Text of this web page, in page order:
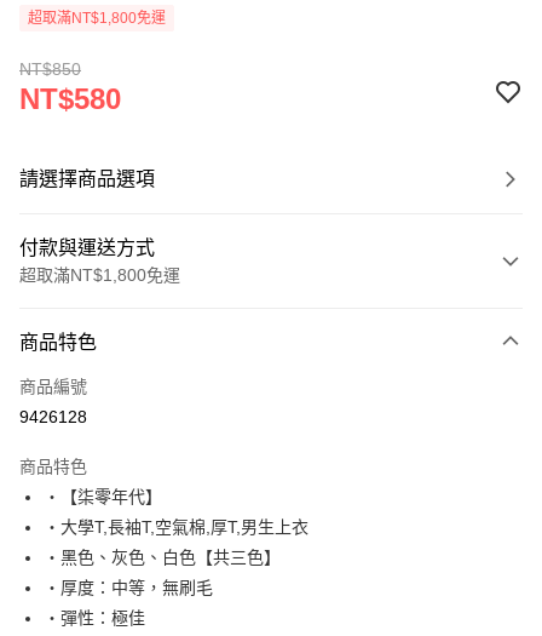
超取滿NT$1,800免運
NT$850
NT$580
請選擇商品選項
付款與運送方式
超取滿NT$1,800免運
信用卡一次付款
超商取貨付款
Apple Pay
街口支付
悠遊付
Google Pay
商品特色
商品編號
9426128
商品特色
‧【柒零年代】
‧大學T,長袖T,空氣棉,厚T,男生上衣
‧黑色、灰色、白色【共三色】
‧厚度：中等，無刷毛
‧彈性：極佳